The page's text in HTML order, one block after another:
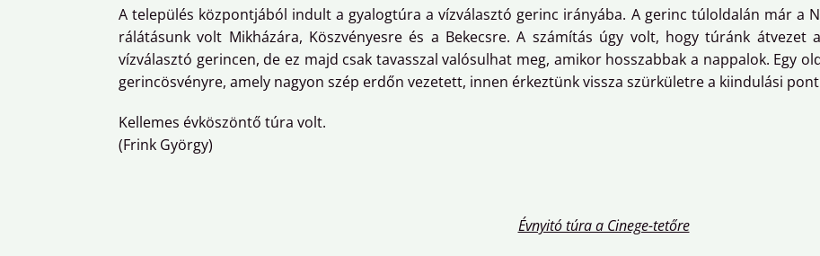
A település központjából indult a gyalogtúra a vízválasztó gerinc irányába. A gerinc túloldalán már a
rálátásunk volt Mikházára, Köszvényesre és a Bekecsre. A számítás úgy volt, hogy túránk átvezet
vízválasztó gerincen, de ez majd csak tavasszal valósulhat meg, amikor hosszabbak a nappalok. Egy
gerincösvényre, amely nagyon szép erdőn vezetett, innen érkeztünk vissza szürkületre a kiindulási
Kellemes évköszöntő túra volt.
(Frink György)
Évnyitó túra a Cinege-tetőre